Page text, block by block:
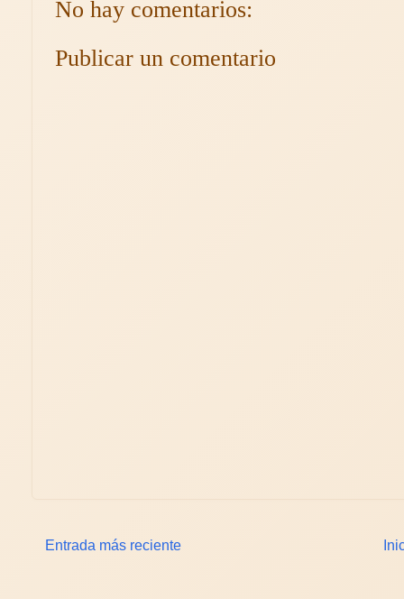
No hay comentarios:
Publicar un comentario
Entrada más reciente